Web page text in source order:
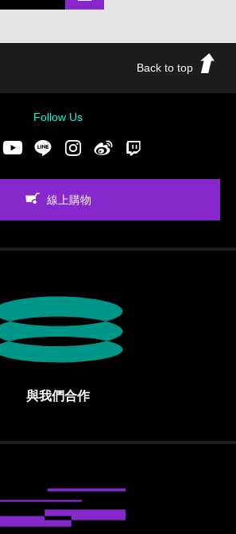
Back to top
Follow Us
FacebookYoutubeLINE Instgram新浪微博
線上購物
與我們合作